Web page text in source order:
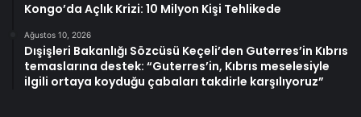
Kongo’da Açlık Krizi: 10 Milyon Kişi Tehlikede
Ağustos 10, 2026
Dışişleri Bakanlığı Sözcüsü Keçeli’den Guterres’in Kıbrıs
temaslarına destek: “Guterres’in, Kıbrıs meselesiyle
ilgili ortaya koyduğu çabaları takdirle karşılıyoruz”